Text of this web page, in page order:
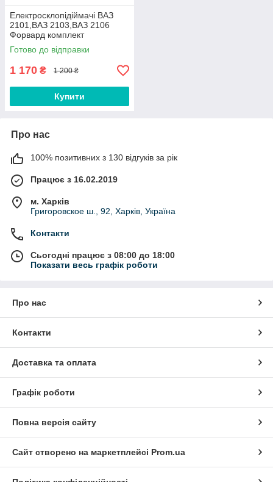
Електросклопідіймачі ВАЗ
2101,ВАЗ 2103,ВАЗ 2106
Форвард комплект
Готово до відправки
1 170 ₴ 1 200 ₴
Купити
Про нас
100% позитивних з 130 відгуків за рік
Працює з 16.02.2019
м. Харків
Григоровское ш., 92, Харків, Україна
Контакти
Сьогодні працює з 08:00 до 18:00
Показати весь графік роботи
Про нас
Контакти
Доставка та оплата
Графік роботи
Повна версія сайту
Сайт створено на маркетплейсі Prom.ua